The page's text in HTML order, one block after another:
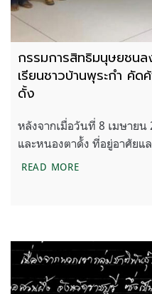
กรรมการสิทธิมนุษยชน
เรียนชาวบ้านพุระกำ คัด
ดั้ง
หลังจากเมื่อวันที่ 8 เมษาย
และหนองตาดั้ง ที่อยู่อาศัยแ
READ MOREกรรมการสิทธิม